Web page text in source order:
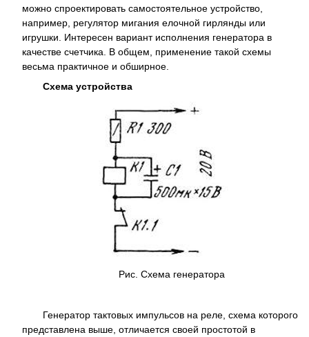
можно спроектировать самостоятельное устройство,
например, регулятор мигания елочной гирлянды или
игрушки. Интересен вариант исполнения генератора в
качестве счетчика. В общем, применение такой схемы
весьма практичное и обширное.
Схема устройства
Рис. Схема генератора
Генератор тактовых импульсов на реле, схема которого
представлена выше, отличается своей простотой в